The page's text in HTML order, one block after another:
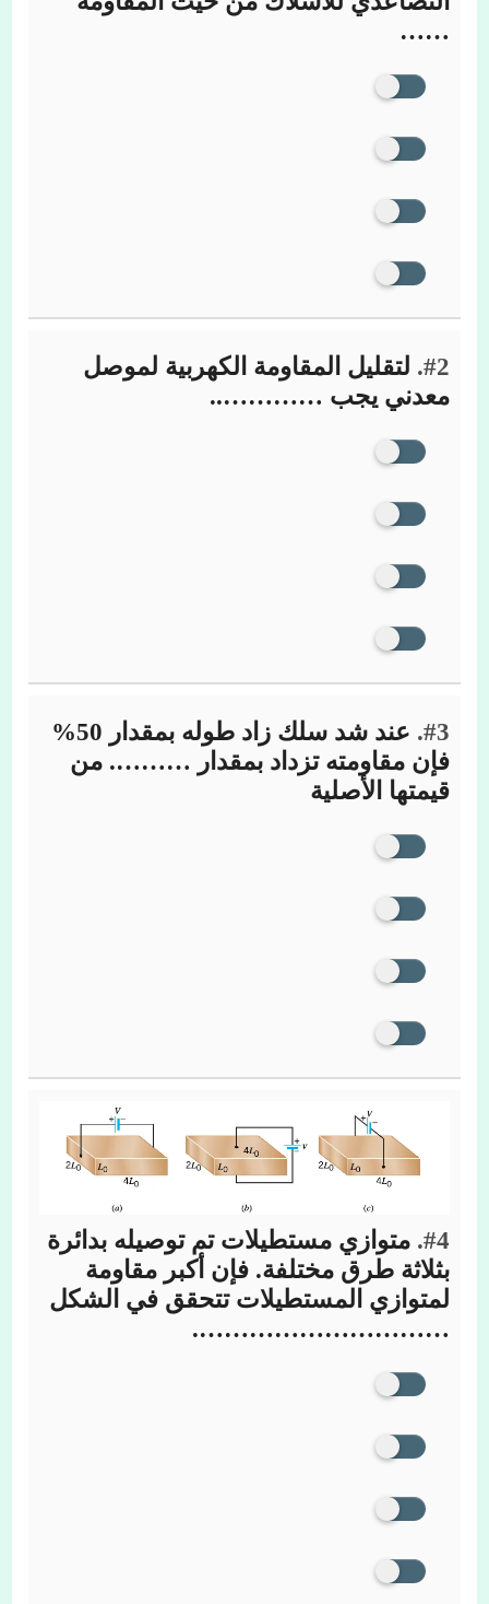
……
#2. لتقليل المقاومة الكهربية لموصل
معدني يجب …………..
#3.
عند شد سلك زاد طوله بمقدار 50%
فإن مقاومته تزداد بمقدار ………. من
قيمتها الأصلية
#4. متوازي مستطيلات تم توصيله بدائرة
بثلاثة طرق مختلفة. فإن أكبر مقاومة
لمتوازي المستطيلات تتحقق في الشكل
………………………….